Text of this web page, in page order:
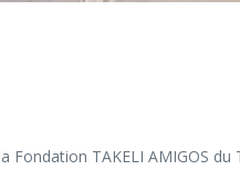
TAKELI AMIGOS